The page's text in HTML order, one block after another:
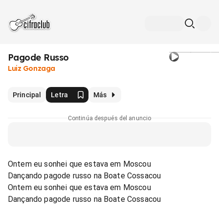
Pagode Russo
Luiz Gonzaga
Principal Letra Más
Continúa después del anuncio
Ontem eu sonhei que estava em Moscou
Dançando pagode russo na Boate Cossacou
Ontem eu sonhei que estava em Moscou
Dançando pagode russo na Boate Cossacou